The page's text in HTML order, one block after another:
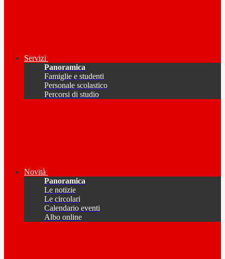
Servizi
Panoramica
Famiglie e studenti
Personale scolastico
Percorsi di studio
Novità
Panoramica
Le notizie
Le circolari
Calendario eventi
Albo online